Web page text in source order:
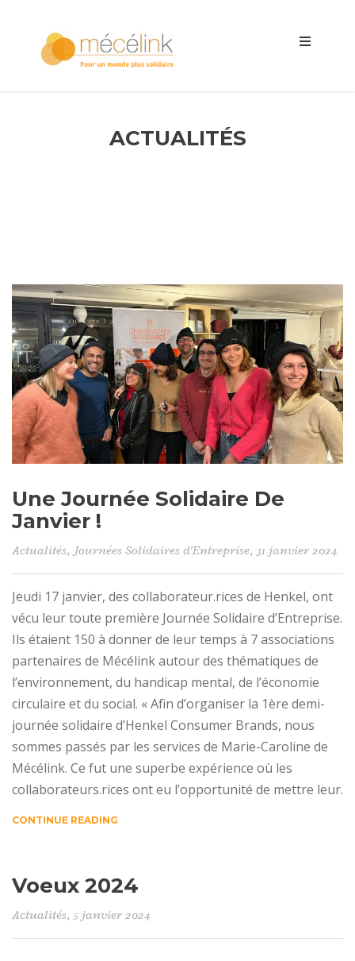
ACTUALITÉS
Une Journée Solidaire De
Janvier !
Actualités,Journées Solidaires d'Entreprise, 31 janvier 2024
Jeudi 17 janvier, des collaborateur.rices de Henkel, ont
vécu leur toute première Journée Solidaire d’Entreprise.
Ils étaient 150 à donner de leur temps à 7 associations
partenaires de Mécélink autour des thématiques de
l’environnement, du handicap mental, de l’économie
circulaire et du social. « Afin d’organiser la 1ère demi-
journée solidaire d’Henkel Consumer Brands, nous
sommes passés par les services de Marie-Caroline de
Mécélink. Ce fut une superbe expérience où les
collaborateurs.rices ont eu l’opportunité de mettre leur.
CONTINUE READING
Voeux 2024
Actualités, 5 janvier 2024